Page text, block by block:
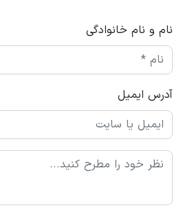
نام و نام خانوادگی
آدرس ایمیل